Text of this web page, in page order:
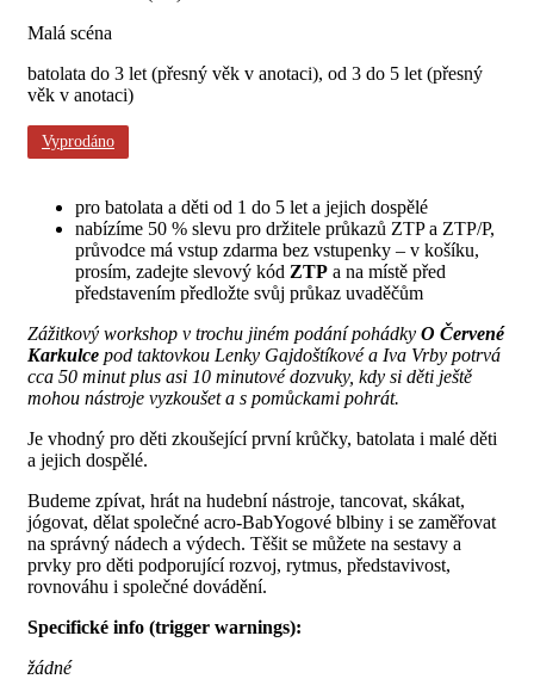
pro batolata a děti od 1 do 5 let a jejich dospělé
nabízíme 50 % slevu pro držitele průkazů ZTP a ZTP/P,
průvodce má vstup zdarma bez vstupenky – v košíku,
prosím, zadejte slevový kód ZTP a na místě před
představením předložte svůj průkaz uvaděčům
Zážitkový workshop v trochu jiném podání pohádky O Červené
Karkulce pod taktovkou Lenky Gajdoštíkové a Iva Vrby potrvá
cca 50 minut plus asi 10 minutové dozvuky, kdy si děti ještě
mohou nástroje vyzkoušet a s pomůckami pohrát.
Je vhodný pro děti zkoušející první krůčky, batolata i malé děti
a jejich dospělé.
Budeme zpívat, hrát na hudební nástroje, tancovat, skákat,
jógovat, dělat společné acro-BabYogové blbiny i se zaměřovat
na správný nádech a výdech. Těšit se můžete na sestavy a
prvky pro děti podporující rozvoj, rytmus, představivost,
rovnováhu i společné dovádění.
Specifické info (trigger warnings):
žádné
Malá scéna
batolata do 3 let (přesný věk v anotaci), od 3 do 5 let (přesný
věk v anotaci)
Vyprodáno